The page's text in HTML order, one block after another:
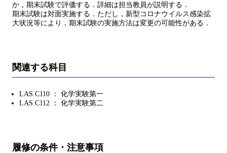
か，期末試験で評価する．詳細は担当教員が説明する．
期末試験は対面実施する．ただし，新型コロナウイルス感染拡
大状況等により，期末試験の実施方法は変更の可能性がある．
関連する科目
LAS.C110 ： 化学実験第一
LAS.C112 ： 化学実験第二
履修の条件・注意事項